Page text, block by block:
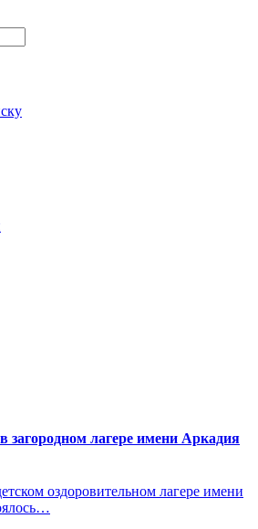
загородном лагере имени Аркадия
оздоровительном лагере имени